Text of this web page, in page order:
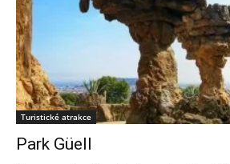
Turistické atrakce
Park Güell